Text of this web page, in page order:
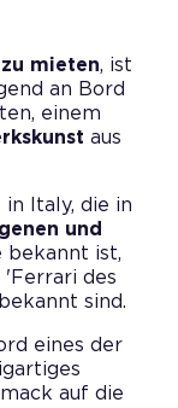
mieten, ist
an Bord
einem
aus
in Italy, die in
und
bekannt ist,
des
sind.
eines der
auf die